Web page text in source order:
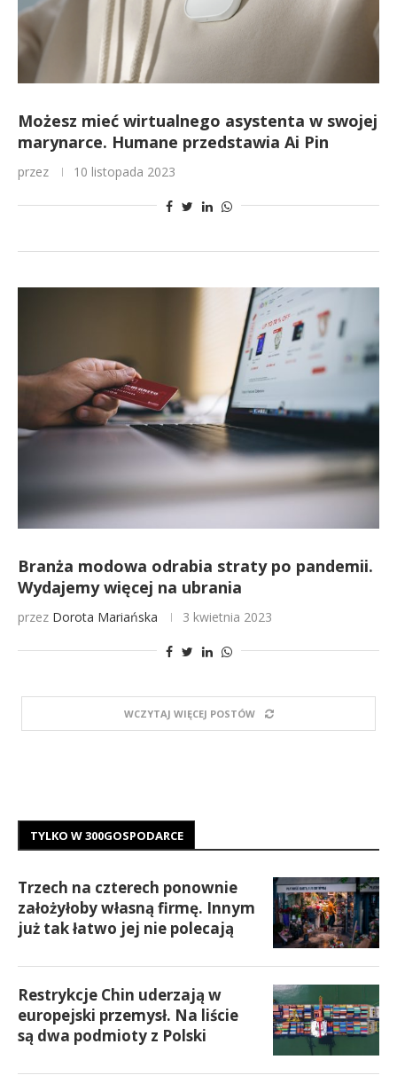
Możesz mieć wirtualnego asystenta w swojej
marynarce. Humane przedstawia Ai Pin
przez 10 listopada 2023
Branża modowa odrabia straty po pandemii.
Wydajemy więcej na ubrania
przez Dorota Mariańska 3 kwietnia 2023
WCZYTAJ WIĘCEJ POSTÓW
TYLKO W 300GOSPODARCE
Trzech na czterech ponownie
założyłoby własną firmę. Innym
już tak łatwo jej nie polecają
Restrykcje Chin uderzają w
europejski przemysł. Na liście
są dwa podmioty z Polski